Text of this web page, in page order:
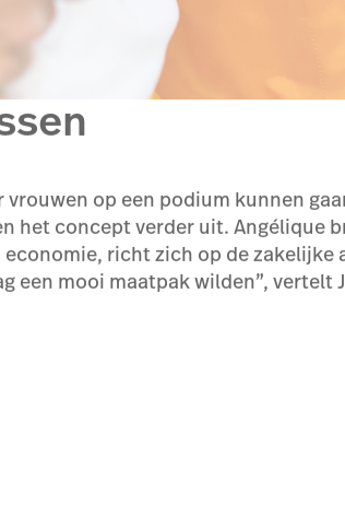
op een podium kunnen
het concept verder uit.
richt zich op de
een mooi maatpak wilden”, vertelt